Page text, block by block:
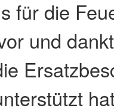
für die
und